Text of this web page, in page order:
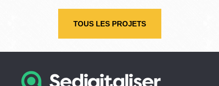
TOUS LES PROJETS